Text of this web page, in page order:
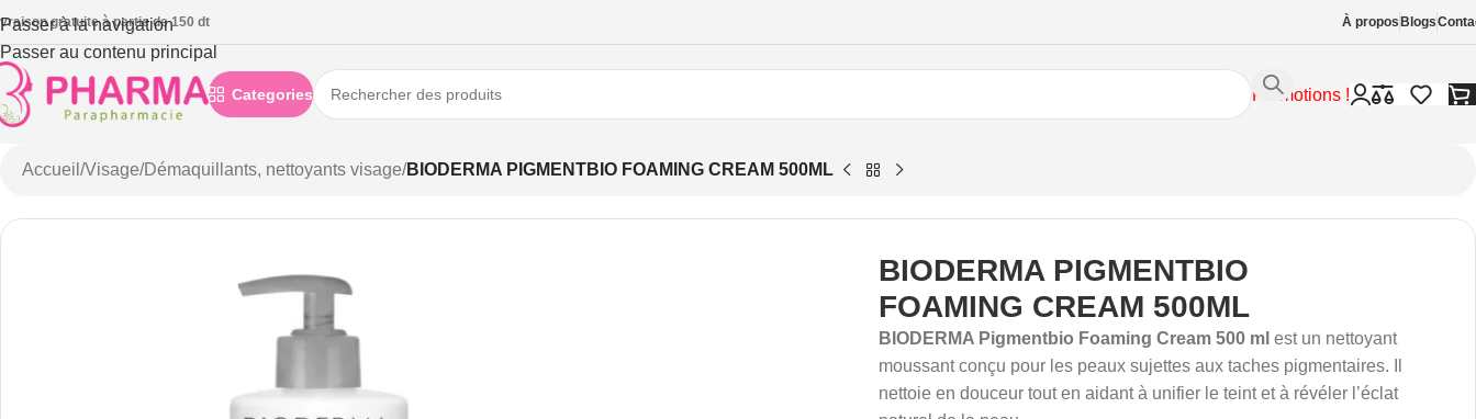
Passer à la navigation
Passer au contenu principal
gratuite à partie de 150 dt À propos Blogs
Categories Promotions !
Accueil /Visage/Démaquillants, nettoyants visage/BIODERMA PIGMENTBIO FOAMING CREAM 500ML
BIODERMA PIGMENTBIO
FOAMING CREAM 500ML
BIODERMA Pigmentbio Foaming Cream 500 ml est un nettoyant
moussant conçu pour les peaux sujettes aux taches pigmentaires. Il
nettoie en douceur tout en aidant à unifier le teint et à révéler l’éclat